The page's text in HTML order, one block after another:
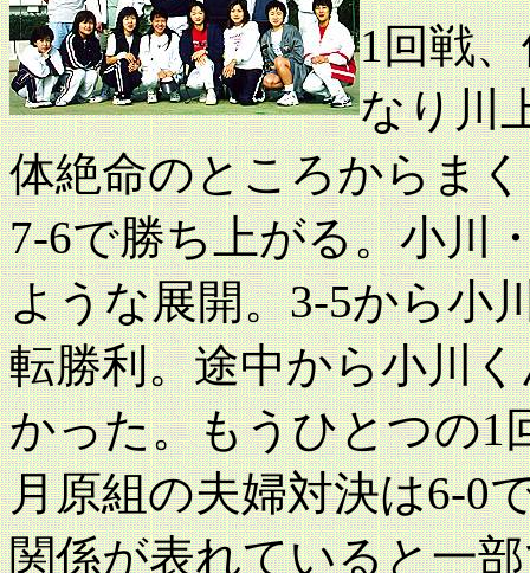
1回戦
なり川
体絶命のところからま
7-6で勝ち上がる。小川
ような展開。3-5から小
転勝利。途中から小川
かった。もうひとつの1
月原組の夫婦対決は6-0
関係が表れていると一